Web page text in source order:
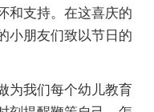
和支持。在这喜庆的
小朋友们致以节日的
为我们每个幼儿教育